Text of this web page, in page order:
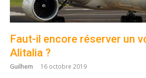
Faut-il encore réserver un
Alitalia ?
Guilhem 16 octobre 2019